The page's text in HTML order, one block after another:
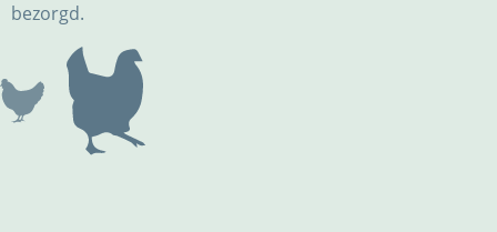
bezorgd.